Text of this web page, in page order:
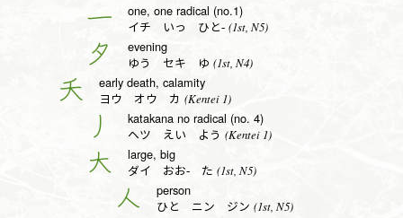
一 one, one radical (no.1)
イチ いっ ひと- (1st, N5)
夕 evening
ゆう セキ ゆ (1st, N4)
夭 early death, calamity
ヨウ オウ カ (Kentei 1)
丿 katakana no radical (no. 4)
ヘツ えい よう (Kentei 1)
大 large, big
ダイ おお- た (1st, N5)
人 person
ひと ニン ジン (1st, N5)